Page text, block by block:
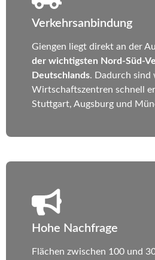
Verkehrsanbindung
Giengen liegt direkt an der
der wichtigsten Nord-Süd-
Deutschlands. Dadurch sind
Wirtschaftszentren schnell
Stuttgart, Augsburg und
Hohe Nachfrage
Flächen zwischen 100 und